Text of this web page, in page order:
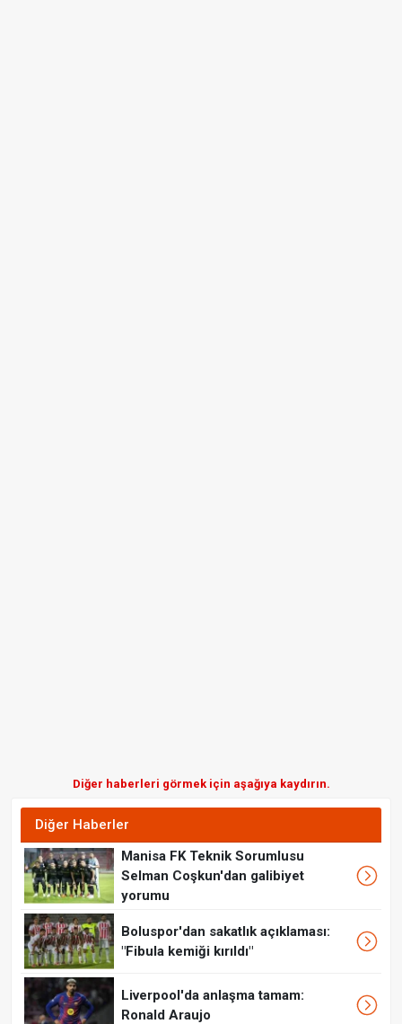
Diğer haberleri görmek için aşağıya kaydırın.
Diğer Haberler
Manisa FK Teknik Sorumlusu
Selman Coşkun'dan galibiyet
yorumu
Boluspor'dan sakatlık açıklaması:
"Fibula kemiği kırıldı"
Liverpool'da anlaşma tamam:
Ronald Araujo